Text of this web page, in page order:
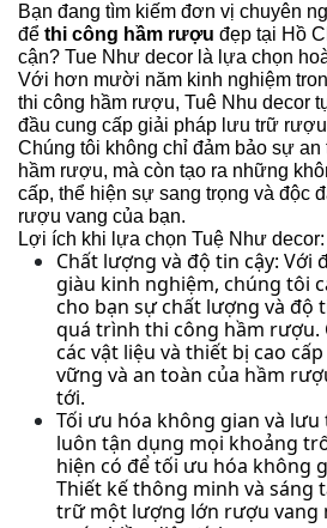
Bạn đang tìm kiếm đơn vị chuyên
để thi công hầm rượu đẹp tại Hồ
cận? Tue Như decor là lựa chọn
Với hơn mười năm kinh nghiệm
thi công hầm rượu, Tuê Nhu decor
đầu cung cấp giải pháp lưu trữ
Chúng tôi không chỉ đảm bảo sự
hầm rượu, mà còn tạo ra những
cấp, thể hiện sự sang trọng và độc
rượu vang của bạn.
Lợi ích khi lựa chọn Tuệ Như decor:
Chất lượng và độ tin cậy: Với
giàu kinh nghiệm, chúng tôi
cho bạn sự chất lượng và độ
quá trình thi công hầm rượu.
các vật liệu và thiết bị cao
vững và an toàn của hầm
tới.
Tối ưu hóa không gian và
luôn tận dụng mọi khoảng
hiện có để tối ưu hóa không
Thiết kế thông minh và sáng
trữ một lượng lớn rượu vang